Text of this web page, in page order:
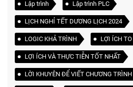
Lập trình Lập trình PLC
LỊCH NGHỈ TẾT DƯƠNG LỊCH 2024
LOGIC KHẢ TRÌNH LỢI ÍCH
LỢI ÍCH VÀ THỰC TIỄN TỐT NHẤT
LỜI KHUYÊN ĐỂ VIẾT CHƯƠNG